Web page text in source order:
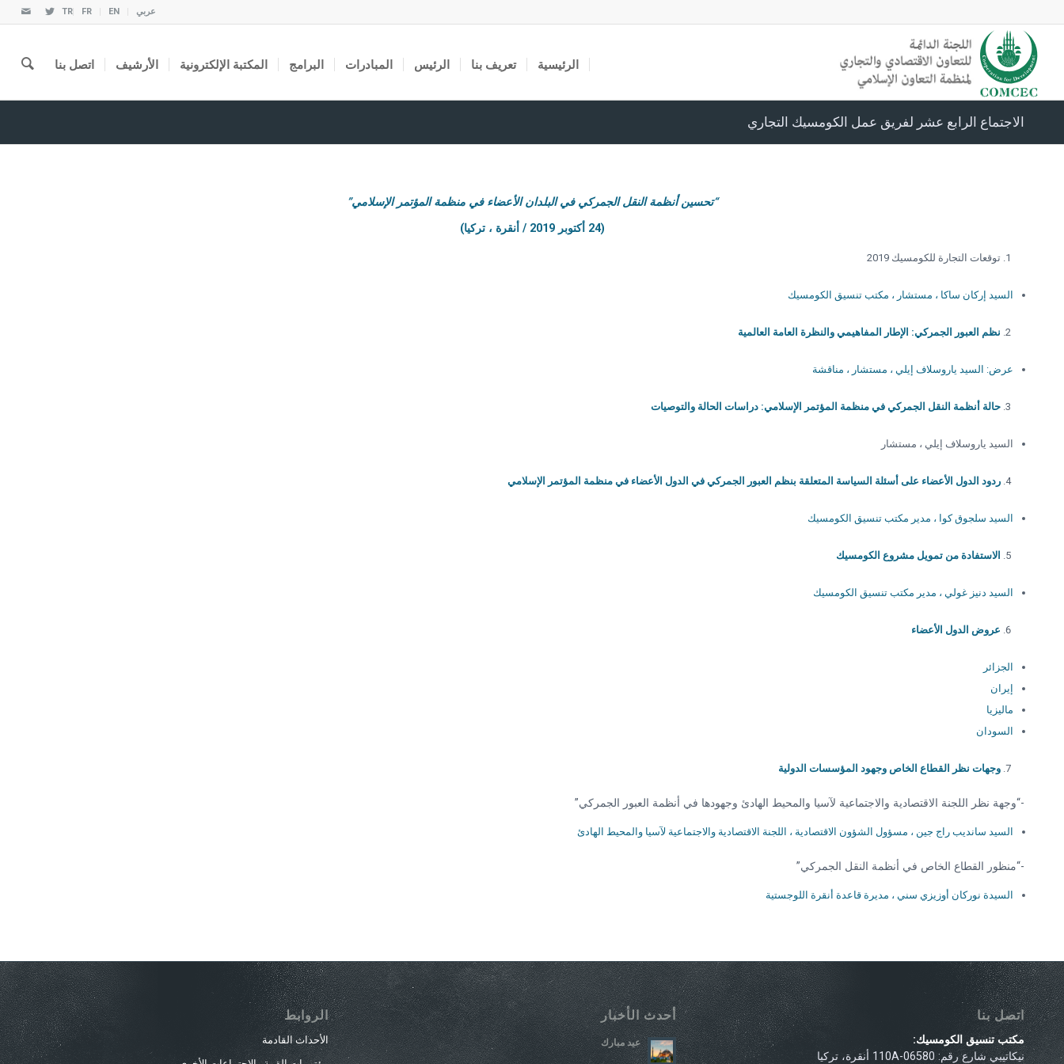
عربي EN
FR
TR
الرئيسية تعريف بنا الرئيس المبادرات البرامج المكتبة الإلكترونية الأرشيف اتصل بنا
الاجتماع الرابع عشر لفريق عمل الكومسيك التجاري
“تحسين أنظمة النقل الجمركي في البلدان الأعضاء في منظمة المؤتمر الإسلامي”
(24 أكتوبر 2019 / أنقرة ، تركيا)
توقعات التجارة للكومسيك 2019
السيد إركان ساكا ، مستشار ، مكتب تنسيق الكومسيك
نظم العبور الجمركي: الإطار المفاهيمي والنظرة العامة العالمية
عرض: السيد ياروسلاف إيلي ، مستشار ، مناقشة
حالة أنظمة النقل الجمركي في منظمة المؤتمر الإسلامي: دراسات الحالة والتوصيات
السيد ياروسلاف إيلي ، مستشار
ردود الدول الأعضاء على أسئلة السياسة المتعلقة بنظم العبور الجمركي في الدول الأعضاء في منظمة المؤتمر الإسلامي
السيد سلجوق كوا ، مدير مكتب تنسيق الكومسيك
الاستفادة من تمويل مشروع الكومسيك
السيد دنيز غولي ، مدير مكتب تنسيق الكومسيك
عروض الدول الأعضاء
الجزائر
إيران
ماليزيا
السودان
وجهات نظر القطاع الخاص وجهود المؤسسات الدولية
-“وجهة نظر اللجنة الاقتصادية والاجتماعية لآسيا والمحيط الهادئ وجهودها في أنظمة العبور الجمركي”
السيد سانديب راج جين ، مسؤول الشؤون الاقتصادية ، اللجنة الاقتصادية والاجتماعية لآسيا والمحيط الهادئ
-“منظور القطاع الخاص في أنظمة النقل الجمركي”
السيدة نوركان أوزيزي سني ، مديرة قاعدة أنقرة اللوجستية
اتصل بنا
مكتب تنسيق الكومسيك:
نيكاتيبي شارع رقم: 110A-06580 أنقرة، تركيا
أحدث الأخبار
عيد مبارك
الروابط
الأحداث القادمة